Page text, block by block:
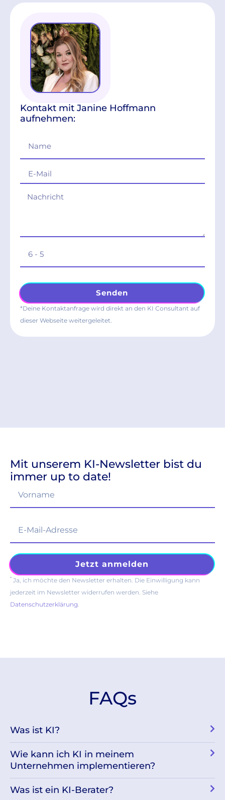
Kontakt mit Janine Hoffmann
aufnehmen:
Senden
*Deine Kontaktanfrage wird direkt an den KI Consultant auf
dieser Webseite weitergeleitet.
Mit unserem KI-Newsletter bist du
immer up to date!
* Ja, ich möchte den Newsletter erhalten. Die Einwilligung kann
jederzeit im Newsletter widerrufen werden. Siehe
Datenschutzerklärung
FAQs
Was ist KI?
Wie kann ich KI in meinem
Unternehmen implementieren?
Was ist ein KI-Berater?